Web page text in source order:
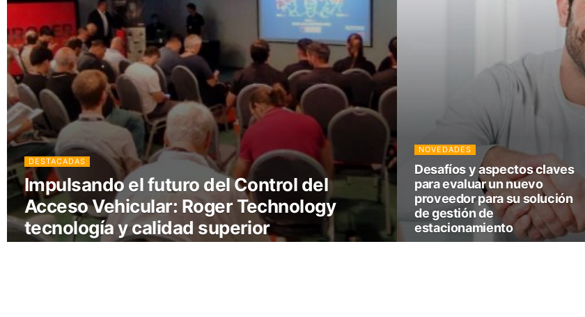
DESTACADAS
Impulsando el futuro del Control del
Acceso Vehicular: Roger Technology
tecnología y calidad superior
NOVEDADES
Desafíos y aspectos claves
para evaluar un nuevo
proveedor para su solución
de gestión de
estacionamiento